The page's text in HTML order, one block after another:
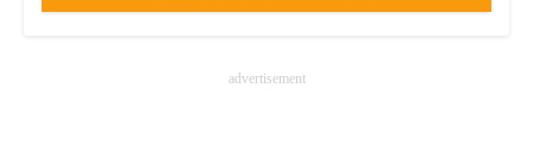
advertisement